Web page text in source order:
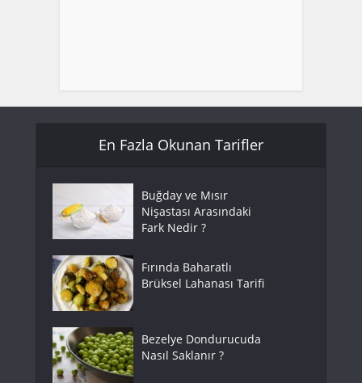
En Fazla Okunan Tarifler
Buğday ve Mısır
Nişastası Arasındaki
Fark Nedir ?
Fırında Baharatlı
Brüksel Lahanası Tarifi
Bezelye Dondurucuda
Nasıl Saklanır ?